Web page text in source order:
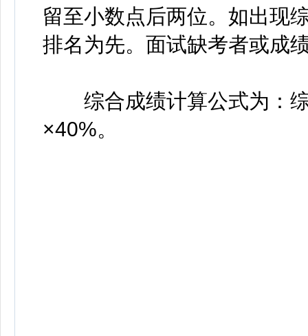
留至小数点后两位。如出现
排名为先。面试缺考者或成
综合成绩计算公式为：综
×40%。